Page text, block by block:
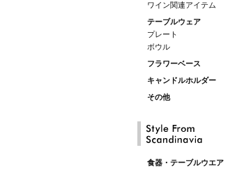
ワイン関連アイテム
テーブルウェア
プレート
ボウル
フラワーベース
キャンドルホルダー
その他
食器・テーブルウエア